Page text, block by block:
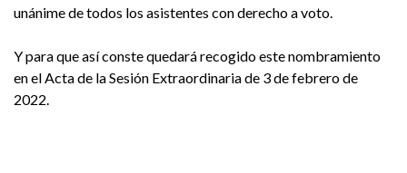
unánime de todos los asistentes con derecho a voto.
Y para que así conste quedará recogido este nombramiento
en el Acta de la Sesión Extraordinaria de 3 de febrero de
2022.